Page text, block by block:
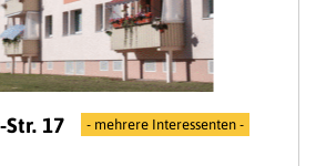
17 - mehrere Interessenten -